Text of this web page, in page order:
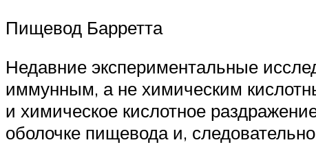
Пищевод Барретта
Недавние экспериментальные
иммунным, а не химическим
и химическое кислотное
оболочке пищевода и,